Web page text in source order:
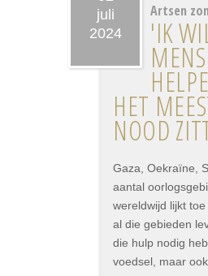
juli
2024
Artsen
'IK
HET
NOOD
Gaza, Oekraïne,
aantal
wereldwijd lijkt
al die gebieden
die hulp nodig
voedsel, maar